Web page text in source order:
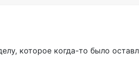
которое когда-то было